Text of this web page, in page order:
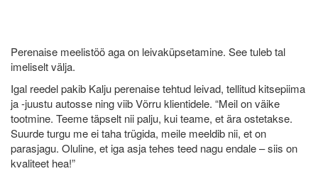
Perenaise meelistöö aga on leivaküpsetamine. See tuleb tal
imeliselt välja.
Igal reedel pakib Kalju perenaise tehtud leivad, tellitud kitsepiima
ja -juustu autosse ning viib Võrru klientidele. “Meil on väike
tootmine. Teeme täpselt nii palju, kui teame, et ära ostetakse.
Suurde turgu me ei taha trügida, meile meeldib nii, et on
parasjagu. Oluline, et iga asja tehes teed nagu endale – siis on
kvaliteet hea!”